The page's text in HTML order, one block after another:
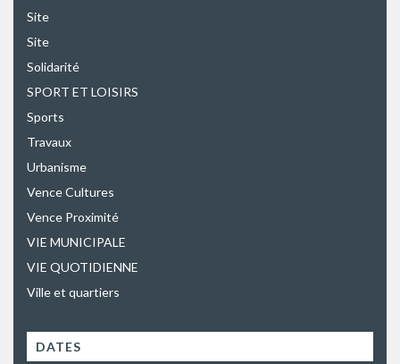
Site
Site
Solidarité
SPORT ET LOISIRS
Sports
Travaux
Urbanisme
Vence Cultures
Vence Proximité
VIE MUNICIPALE
VIE QUOTIDIENNE
Ville et quartiers
DATES